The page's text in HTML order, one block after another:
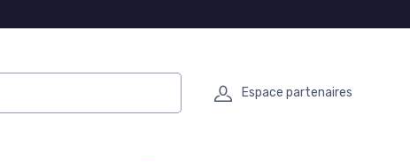
Espace partenaires